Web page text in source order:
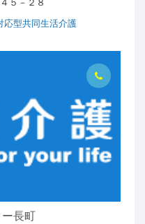
応型共同生活介護
長町